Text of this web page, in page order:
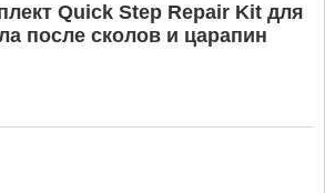
Quick Step Repair Kit для
после сколов и царапин